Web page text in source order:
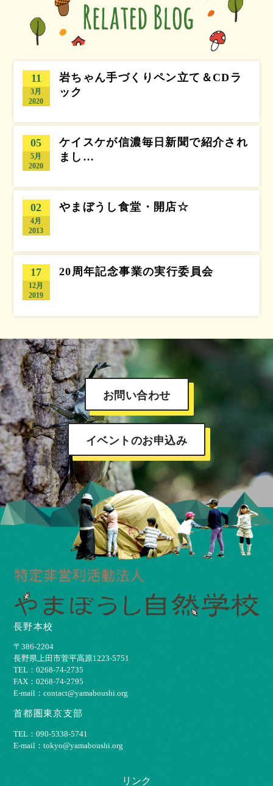
11
3月
2020
岩ちゃん手づくりペン立て＆CDラ
ック
05
5月
2020
ケイスケが信濃毎日新聞で紹介され
まし…
02
4月
2013
やまぼうし食堂・開店☆
17
12月
2019
20周年記念事業の実行委員会
お問い合わせ
イベントのお申込み
長野本校
〒386-2204
⻑野県上⽥市菅平⾼原1223-5751
TEL：0268-74-2735
FAX：0268-74-2795
E-mail：contact@yamaboushi.org
首都圏東京支部
TEL：090-5338-5741
E-mail：tokyo@yamaboushi.org
リンク